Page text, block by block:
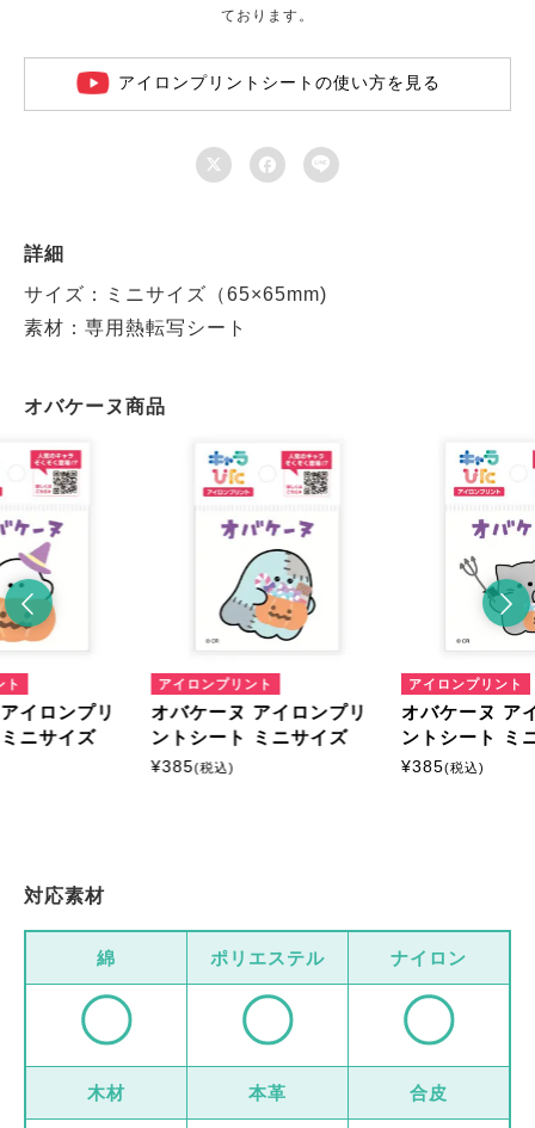
ております。
アイロンプリントシートの使い方を見る
  
詳細
サイズ：ミニサイズ（65×65mm)
素材：専用熱転写シート
オバケーヌ商品
ト
イロンプリ
ニサイズ
アイロンプリント
オバケーヌ アイロンプリ
ントシート ミニサイズ
¥385(税込)
アイロンプリント
オバケーヌ ア
ントシート ミ
¥385(税込)
対応素材
綿 ポリエステル ナイロン
木材 本革 合皮